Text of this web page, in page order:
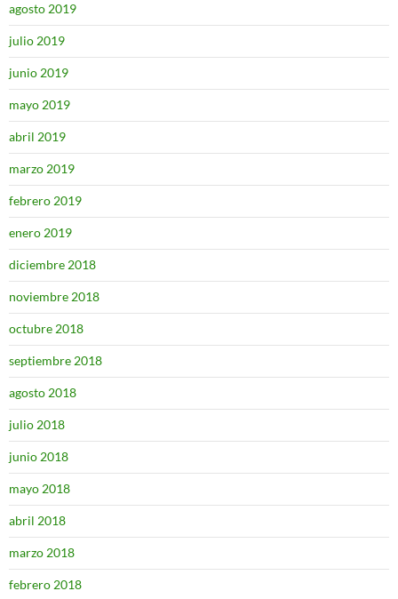
agosto 2019
julio 2019
junio 2019
mayo 2019
abril 2019
marzo 2019
febrero 2019
enero 2019
diciembre 2018
noviembre 2018
octubre 2018
septiembre 2018
agosto 2018
julio 2018
junio 2018
mayo 2018
abril 2018
marzo 2018
febrero 2018